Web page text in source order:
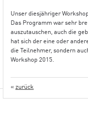
Unser diesjähriger
Das Programm war sehr
auszutauschen, auch die
hat sich der eine oder
die Teilnehmer, sondern
Workshop 2015.
« zurück